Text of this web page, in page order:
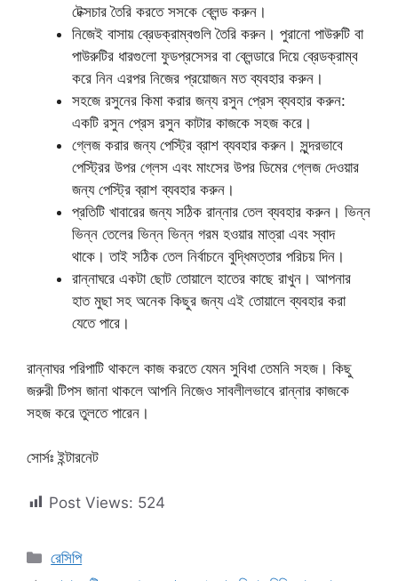
টেক্সচার তৈরি করতে সসকে ব্লেন্ড করুন।
নিজেই বাসায় ব্রেডক্রাম্বগুলি তৈরি করুন। পুরানো পাউরুটি বা
পাউরুটির ধারগুলো ফুডপ্রসেসর বা ব্লেন্ডারে দিয়ে ব্রেডক্রাম্ব
করে নিন এরপর নিজের প্রয়োজন মত ব্যবহার করুন।
সহজে রসুনের কিমা করার জন্য রসুন প্রেস ব্যবহার করুন:
একটি রসুন প্রেস রসুন কাটার কাজকে সহজ করে।
গ্লেজ করার জন্য পেস্ট্রি ব্রাশ ব্যবহার করুন। সুন্দরভাবে
পেস্ট্রির উপর গ্লেস এবং মাংসের উপর ডিমের গ্লেজ দেওয়ার
জন্য পেস্ট্রি ব্রাশ ব্যবহার করুন।
প্রতিটি খাবারের জন্য সঠিক রান্নার তেল ব্যবহার করুন। ভিন্ন
ভিন্ন তেলের ভিন্ন ভিন্ন গরম হওয়ার মাত্রা এবং স্বাদ
থাকে। তাই সঠিক তেল নির্বাচনে বুদ্ধিমত্তার পরিচয় দিন।
রান্নাঘরে একটা ছোট তোয়ালে হাতের কাছে রাখুন। আপনার
হাত মুছা সহ অনেক কিছুর জন্য এই তোয়ালে ব্যবহার করা
যেতে পারে।
রান্নাঘর পরিপাটি থাকলে কাজ করতে যেমন সুবিধা তেমনি সহজ। কিছু
জরুরী টিপস জানা থাকলে আপনি নিজেও সাবলীলভাবে রান্নার কাজকে
সহজ করে তুলতে পারেন।
সোর্সঃ ইন্টারনেট
Post Views: 524
Categories
রেসিপি